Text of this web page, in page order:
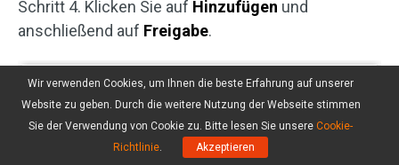
Schritt 4. Klicken Sie auf Hinzufügen und
anschließend auf Freigabe.
Wir verwenden Cookies, um Ihnen die beste Erfahrung auf unserer
Website zu geben. Durch die weitere Nutzung der Webseite stimmen
Sie der Verwendung von Cookie zu. Bitte lesen Sie unsere Cookie-
Richtlinie. Akzeptieren